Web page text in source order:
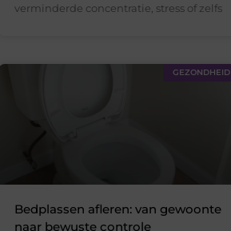
verminderde concentratie, stress of zelfs
GEZONDHEID
Bedplassen afleren: van gewoonte
naar bewuste controle